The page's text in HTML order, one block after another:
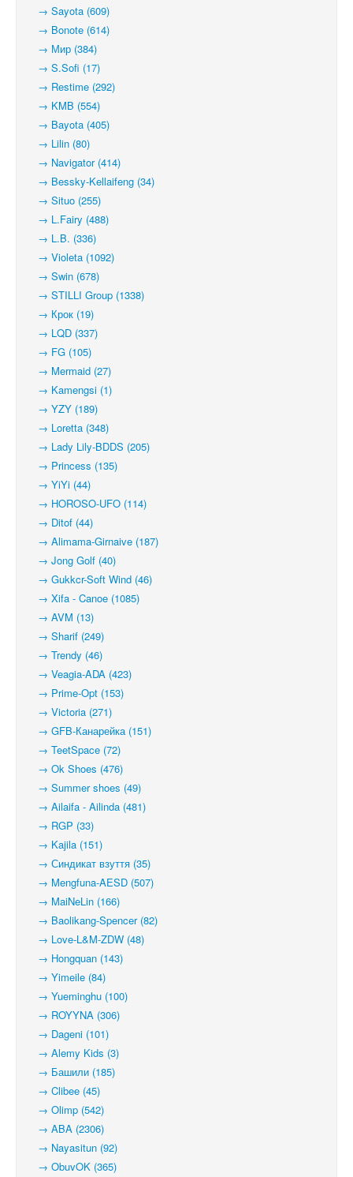
→ Sayota (609)
→ Bonote (614)
→ Мир (384)
→ S.Sofi (17)
→ Restime (292)
→ KMB (554)
→ Bayota (405)
→ Lilin (80)
→ Navigator (414)
→ Bessky-Kellaifeng (34)
→ Situo (255)
→ L.Fairy (488)
→ L.B. (336)
→ Violeta (1092)
→ Swin (678)
→ STILLI Group (1338)
→ Крок (19)
→ LQD (337)
→ FG (105)
→ Mermaid (27)
→ Kamengsi (1)
→ YZY (189)
→ Loretta (348)
→ Lady Lily-BDDS (205)
→ Princess (135)
→ YiYi (44)
→ HOROSO-UFO (114)
→ Ditof (44)
→ Alimama-Girnaive (187)
→ Jong Golf (40)
→ Gukkcr-Soft Wind (46)
→ Xifa - Canoe (1085)
→ AVM (13)
→ Sharif (249)
→ Trendy (46)
→ Veagia-ADA (423)
→ Prime-Opt (153)
→ Victoria (271)
→ GFB-Канарейка (151)
→ TeetSpace (72)
→ Ok Shoes (476)
→ Summer shoes (49)
→ Ailaifa - Ailinda (481)
→ RGP (33)
→ Kajila (151)
→ Синдикат взуття (35)
→ Mengfuna-AESD (507)
→ MaiNeLin (166)
→ Baolikang-Spencer (82)
→ Love-L&M-ZDW (48)
→ Hongquan (143)
→ Yimeile (84)
→ Yueminghu (100)
→ ROYYNA (306)
→ Dageni (101)
→ Alemy Kids (3)
→ Башили (185)
→ Clibee (45)
→ Olimp (542)
→ ABA (2306)
→ Nayasitun (92)
→ ObuvOK (365)